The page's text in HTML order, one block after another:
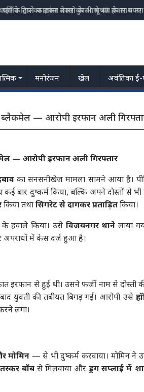
ट्रिप का झांसा देकर युवती से 43 हजार रुपए
मनोरंजन खेल अवंतिका ई-
ब्लैकमेल — आरोपी इरफान अली
— आरोपी इरफान अली गिरफ्तार
का सनसनीखेज मामला सामने आया है।
बार दुष्कर्म किया, बल्कि अपने दोस्तों से भी
किया तथासिगरेट से दागकर प्रताड़ितकिया।
हवाले किया। उसे विजयनगर थाने लाया
अपराधों में केस दर्ज हुआ है।
इरफान से हुई थी। उसने फर्जी नाम से दोस्ती
युवती की तबीयत बिगड़ गई। आरोपी उसे
लगा।
मोमिन — से भी दुष्कर्म करवाया। मोमिन ने
तस्कर बॉब से मिलवाया औरड्रग सप्लाई में